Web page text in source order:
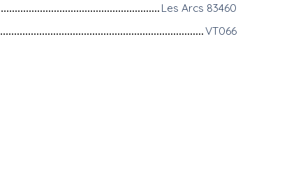
Les Arcs 83460
VT066